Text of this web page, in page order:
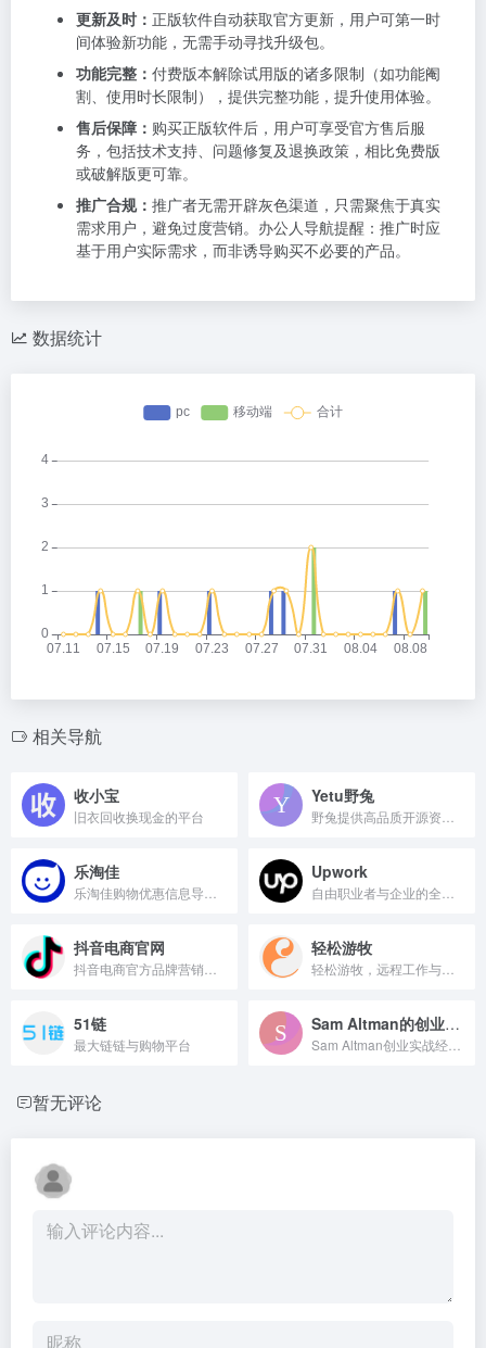
更新及时： 正版软件自动获取官方更新，用户可第一时
间体验新功能，无需手动寻找升级包。
功能完整： 付费版本解除试用版的诸多限制（如功能阉
割、使用时长限制），提供完整功能，提升使用体验。
售后保障： 购买正版软件后，用户可享受官方售后服
务，包括技术支持、问题修复及退换政策，相比免费版
或破解版更可靠。
推广合规： 推广者无需开辟灰色渠道，只需聚焦于真实
需求用户，避免过度营销。办公人导航提醒：推广时应
基于用户实际需求，而非诱导购买不必要的产品。
数据统计
相关导航
收小宝
旧衣回收换现金的平台
Yetu野兔
乐淘佳 Upwork
抖音电商官网 轻松游牧
51链
最大链链与购物平台
Sam Altman的创业手册
暂无评论